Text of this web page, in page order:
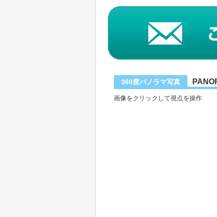
360度パノラマ写真
画像をクリックして視点を操作